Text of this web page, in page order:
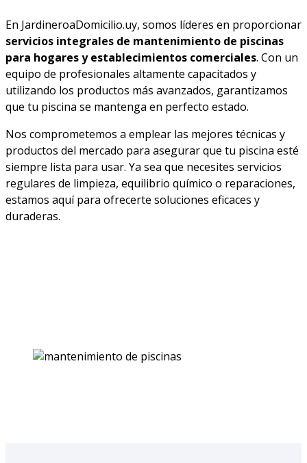
En JardineroaDomicilio.uy, somos líderes en proporcionar
servicios integrales de mantenimiento de piscinas
para hogares y establecimientos comerciales. Con un
equipo de profesionales altamente capacitados y
utilizando los productos más avanzados, garantizamos
que tu piscina se mantenga en perfecto estado.
Nos comprometemos a emplear las mejores técnicas y
productos del mercado para asegurar que tu piscina esté
siempre lista para usar. Ya sea que necesites servicios
regulares de limpieza, equilibrio químico o reparaciones,
estamos aquí para ofrecerte soluciones eficaces y
duraderas.